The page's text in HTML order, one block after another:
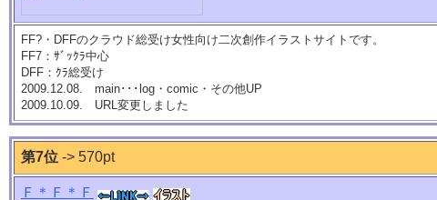
FF?・DFFのクラウド総受け女性向け二次創作イラストサイトです。
FF7：ｻﾞｯｸﾗ中心
DFF：ｸﾗ総受け
2009.12.08. main･･･log・comic・その他UP
2009.10.09. URL変更しました
第7位 -> 570pt
Ｆ＊Ｆ＊Ｆ